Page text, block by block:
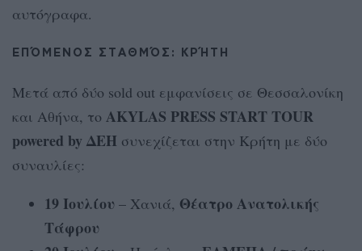
αυτόγραφα.
ΕΠΌΜΕΝΟΣ ΣΤΑΘΜΌΣ: ΚΡΉΤΗ
Μετά από δύο sold out εμφανίσεις σε Θεσσαλονίκη
και Αθήνα, το AKYLAS PRESS START TOUR
powered by ΔΕΗ συνεχίζεται στην Κρήτη με δύο
συναυλίες:
19 Ιουλίου – Χανιά, Θέατρο Ανατολικής
Τάφρου